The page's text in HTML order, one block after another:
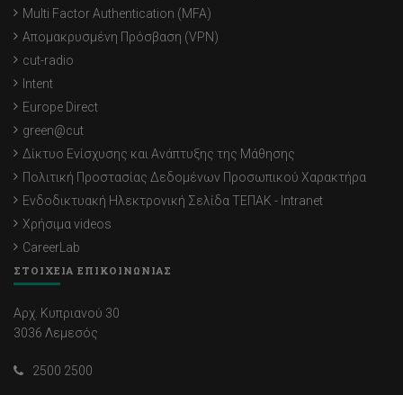
Multi Factor Authentication (MFA)
Απομακρυσμένη Πρόσβαση (VPN)
cut-radio
Intent
Europe Direct
green@cut
Δίκτυο Ενίσχυσης και Ανάπτυξης της Μάθησης
Πολιτική Προστασίας Δεδομένων Προσωπικού Χαρακτήρα
Ενδοδικτυακή Ηλεκτρονική Σελίδα ΤΕΠΑΚ - Intranet
Χρήσιμα videos
CareerLab
ΣΤΟΙΧΕΙΑ ΕΠΙΚΟΙΝΩΝΙΑΣ
Αρχ. Κυπριανού 30
3036 Λεμεσός
2500 2500